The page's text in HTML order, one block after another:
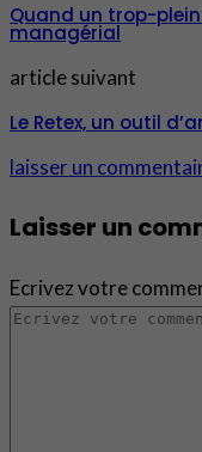
Quand un trop-
managérial
article suivant
Le Retex, un outil
laisser un
Laisser un
Ecrivez votre